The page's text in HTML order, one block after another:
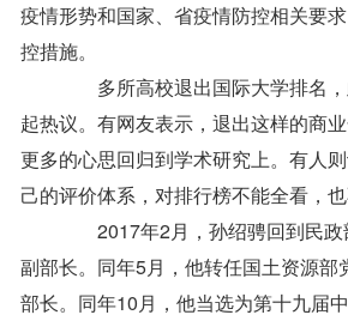
疫情形势和国家、省疫情防控相关要
控措施。
多所高校退出国际大学排名，
起热议。有网友表示，退出这样的商
更多的心思回归到学术研究上。有人
己的评价体系，对排行榜不能全看，也
2017年2月，孙绍骋回到民政
副部长。同年5月，他转任国土资源部
部长。同年10月，他当选为第十九届